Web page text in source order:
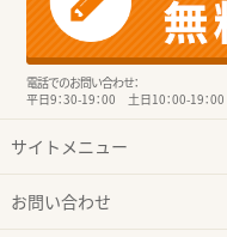
電話でのお問い合わせ：
平日9：30-19：00 土日10：00-19：00
サイトメニュー
お問い合わせ